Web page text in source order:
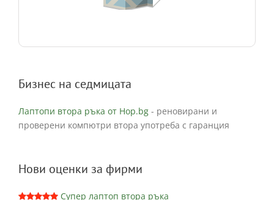
Бизнес на седмицата
Лаптопи втора ръка от Hop.bg - реновирани и
проверени компютри втора употреба с гаранция
Нови оценки за фирми
Супер лаптоп втора ръка